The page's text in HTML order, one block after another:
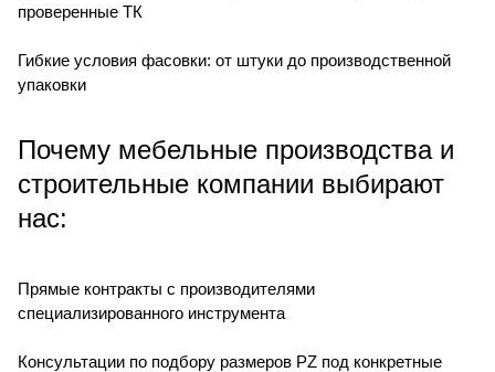
проверенные ТК
Гибкие условия фасовки: от штуки до производственной
упаковки
Почему мебельные производства и
строительные компании выбирают
нас:
Прямые контракты с производителями
специализированного инструмента
Консультации по подбору размеров PZ под конкретные